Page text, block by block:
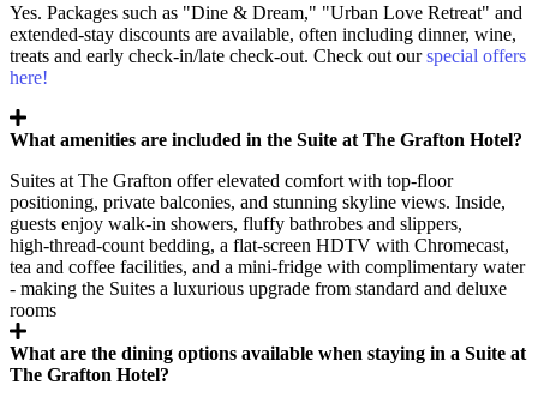
Yes. Packages such as "Dine & Dream," "Urban Love Retreat" and
extended‑stay discounts are available, often including dinner, wine,
treats and early check‑in/late check‑out. Check out ourspecial offers
here!
What amenities are included in the Suite at The Grafton Hotel?
Suites at The Grafton offer elevated comfort with top‑floor
positioning, private balconies, and stunning skyline views. Inside,
guests enjoy walk‑in showers, fluffy bathrobes and slippers,
high‑thread‑count bedding, a flat‑screen HDTV with Chromecast,
tea and coffee facilities, and a mini‑fridge with complimentary water
- making the Suites a luxurious upgrade from standard and deluxe
rooms
What are the dining options available when staying in a Suite at
The Grafton Hotel?